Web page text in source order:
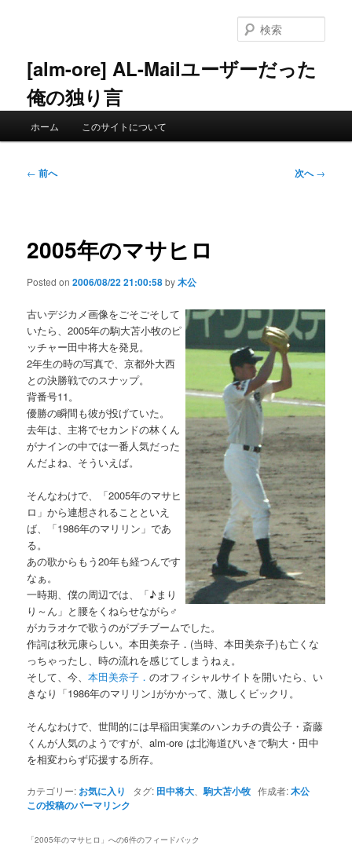
ン
へ
[alm-ore] AL-Mailユーザーだった
俺の独り言
索
ホーム このサイトについて
投
ー
ョ
← 前へ 次へ→
2005年のマサヒロ
Posted on2006/08/22 21:00:58by木公
古いデジカメ画像をごそごそして
いたら、2005年の駒大苫小牧のピ
ッチャー田中将大を発見。
2年生の時の写真で、京都外大西
との決勝戦でのスナップ。
背番号11。
優勝の瞬間も彼が投げていた。
去年は、主将でセカンドの林くん
がナインの中では一番人気だった
んだよね、そういえば。
そんなわけで、「2005年のマサヒ
ロ」から連想されることといえ
ば、「1986年のマリリン」であ
る。
あの歌からもう20年も経つんです
なぁ。
一時期、僕の周辺では、「♪まり
り～ん」と腰をくねらせながら♂
がカラオケで歌うのがプチブームでした。
作詞は秋元康らしい。本田美奈子．(当時、本田美奈子)も亡くな
っちゃったし、時の流れを感じてしまうねぇ。
そして、今、本田美奈子．のオフィシャルサイトを開いたら、い
きなり「1986年のマリリン｣がかかって、激しくビックリ。
そんなわけで、世間的には早稲田実業のハンカチの貴公子・斎藤
くんが人気のようですが、alm-ore は北海道びいきで駒大・田中
を相変わらず応援する所存。
カテゴリー: お気に入り タグ: 田中将大、駒大苫小牧 作成者:木公
この投稿のパーマリンク
「2005年のマサヒロ 」への6件のフィードバック